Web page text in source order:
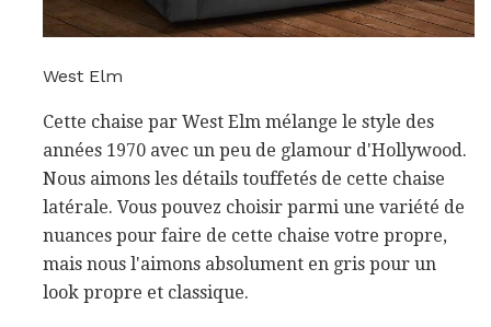
West Elm
Cette chaise par West Elm mélange le style des
années 1970 avec un peu de glamour d'Hollywood.
Nous aimons les détails touffetés de cette chaise
latérale. Vous pouvez choisir parmi une variété de
nuances pour faire de cette chaise votre propre,
mais nous l'aimons absolument en gris pour un
look propre et classique.